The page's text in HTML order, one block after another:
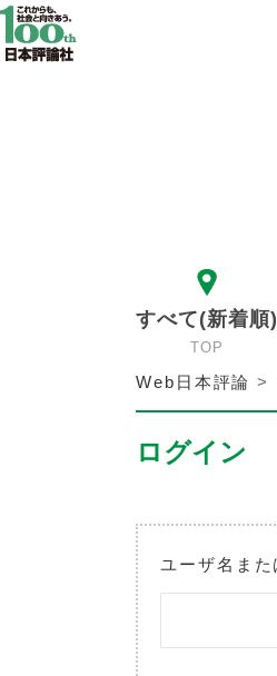
すべて(新着順)
TOP
Web日本評論 >
ログイン
ユーザ名ま